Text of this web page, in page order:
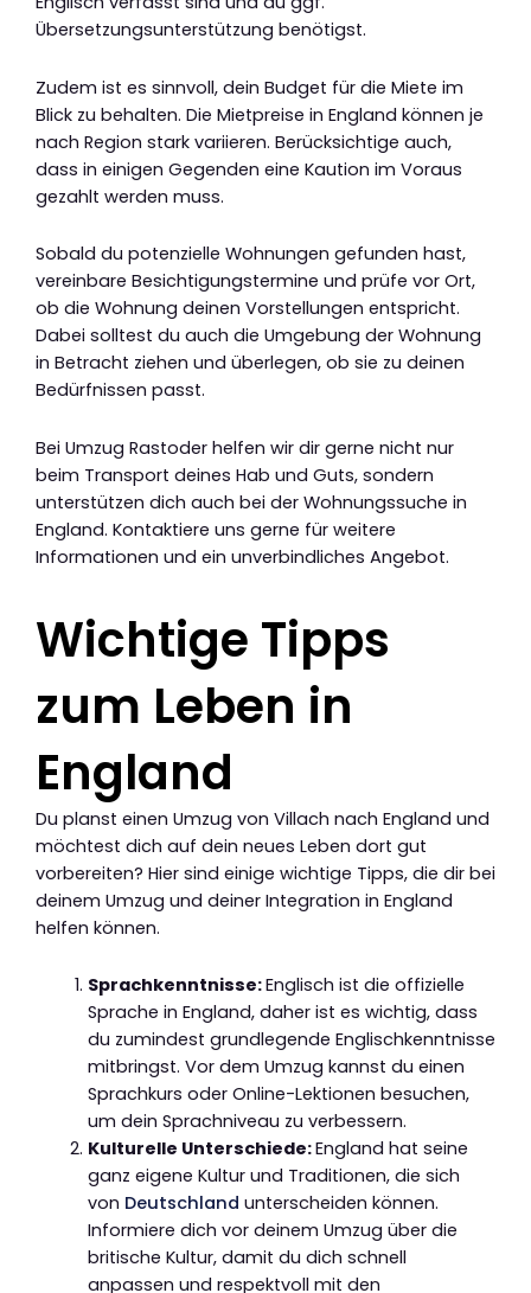
Übersetzungsunterstützung benötigst.
Zudem ist es sinnvoll, dein Budget für die Miete im
Blick zu behalten. Die Mietpreise in England können je
nach Region stark variieren. Berücksichtige auch,
dass in einigen Gegenden eine Kaution im Voraus
gezahlt werden muss.
Sobald du potenzielle Wohnungen gefunden hast,
vereinbare Besichtigungstermine und prüfe vor Ort,
ob die Wohnung deinen Vorstellungen entspricht.
Dabei solltest du auch die Umgebung der Wohnung
in Betracht ziehen und überlegen, ob sie zu deinen
Bedürfnissen passt.
Bei Umzug Rastoder helfen wir dir gerne nicht nur
beim Transport deines Hab und Guts, sondern
unterstützen dich auch bei der Wohnungssuche in
England. Kontaktiere uns gerne für weitere
Informationen und ein unverbindliches Angebot.
Wichtige Tipps
zum Leben in
England
Du planst einen Umzug von Villach nach England und
möchtest dich auf dein neues Leben dort gut
vorbereiten? Hier sind einige wichtige Tipps, die dir bei
deinem Umzug und deiner Integration in England
helfen können.
Sprachkenntnisse:Englisch ist die offizielle
Sprache in England, daher ist es wichtig, dass
du zumindest grundlegende Englischkenntnisse
mitbringst. Vor dem Umzug kannst du einen
Sprachkurs oder Online-Lektionen besuchen,
um dein Sprachniveau zu verbessern.
Kulturelle Unterschiede:England hat seine
ganz eigene Kultur und Traditionen, die sich
von Deutschland unterscheiden können.
Informiere dich vor deinem Umzug über die
britische Kultur, damit du dich schnell
anpassen und respektvoll mit den